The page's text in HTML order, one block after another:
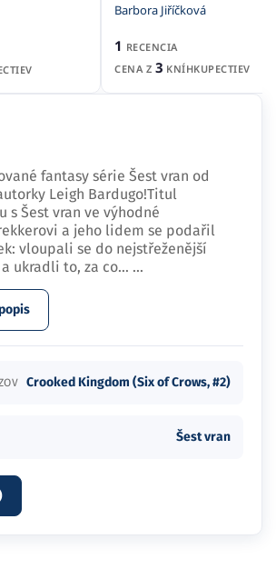
Barbora Jiříčková
1 RECENCIA
CENA Z 3 KNÍHKUPECTIEV
fantasy série Šest vran od
Leigh Bardugo!Titul
s Šest vran ve výhodné
a jeho lidem se podařil
vloupali se do nejstřeženější
ukradli to, za co… ...
Crooked Kingdom (Six of Crows, #2)
Šest vran